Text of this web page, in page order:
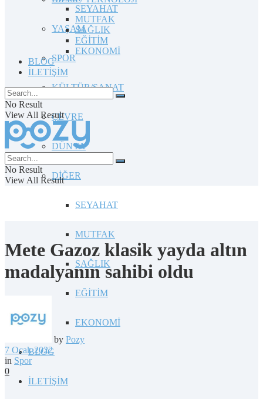
YAŞAM
SPOR
KÜLTÜR/SANAT
ÇEVRE
DÜNYA
DİĞER
SEYAHAT
MUTFAK
SAĞLIK
EĞİTİM
EKONOMİ
BLOG
İLETİŞİM
SEYAHAT
MUTFAK
SAĞLIK
EĞİTİM
EKONOMİ
BLOG
İLETİŞİM
No Result
View All Result
No Result
View All Result
Mete Gazoz klasik yayda altın
madalyanın sahibi oldu
by Pozy
7 Ocak 2022
in Spor
0